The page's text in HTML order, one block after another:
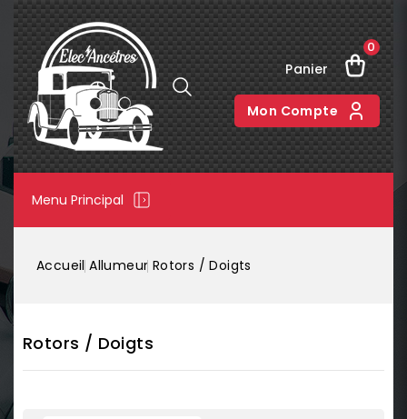
Panier
0
Mon Compte
Menu Principal
Accueil Allumeur Rotors / Doigts
Rotors / Doigts